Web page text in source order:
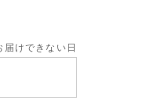
届けできない日